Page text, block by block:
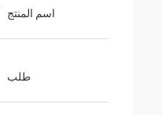
اسم المنتج
طلب